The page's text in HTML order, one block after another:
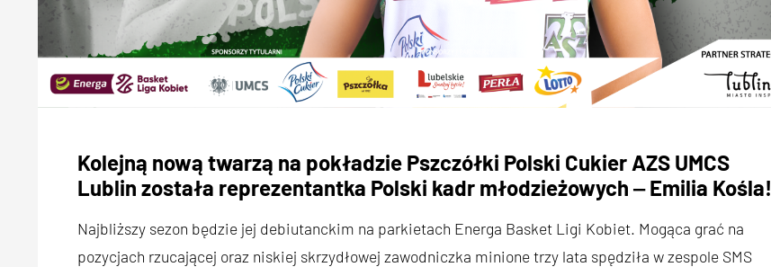
Kolejną nową twarzą na pokładzie Pszczółki Polski Cukier AZS UMCS
Lublin została reprezentantka Polski kadr młodzieżowych ‒ Emilia Kośla!
Najbliższy sezon będzie jej debiutanckim na parkietach Energa Basket Ligi Kobiet. Mogąca grać na
pozycjach rzucającej oraz niskiej skrzydłowej zawodniczka minione trzy lata spędziła w zespole SMS